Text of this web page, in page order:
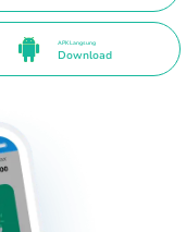
APK Langsung
Download